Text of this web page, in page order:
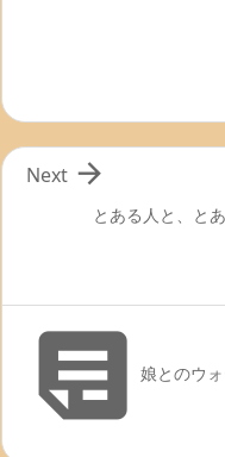
とある人と、と

Next
娘とのウ